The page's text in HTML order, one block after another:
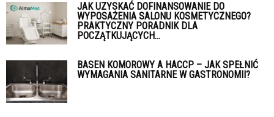
JAK UZYSKAĆ DOFINANSOWANIE DO
WYPOSAŻENIA SALONU KOSMETYCZNEGO?
PRAKTYCZNY PORADNIK DLA
POCZĄTKUJĄCYCH...
BASEN KOMOROWY A HACCP – JAK SPEŁNIĆ
WYMAGANIA SANITARNE W GASTRONOMII?